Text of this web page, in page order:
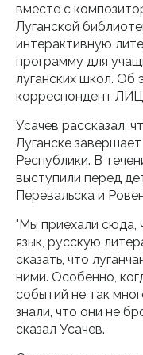
вместе с
Луганской
интерактивную
программу для
луганских школ. Об
корреспондент
Усачев рассказал,
Луганске
Республики. В
выступили перед
Перевальска и
"Мы приехали сюда,
язык, русскую
сказать, что
ними. Особенно,
событий не так
знали, что они не
сказал Усачев.